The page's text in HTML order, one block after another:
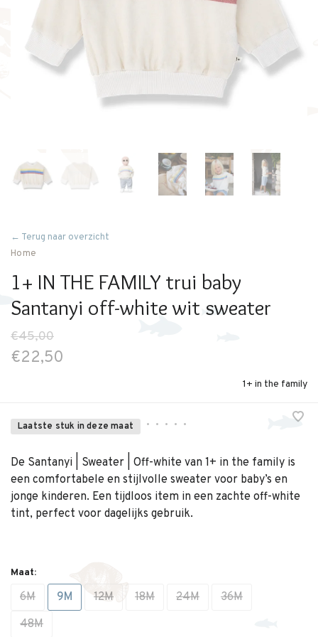
← Terug naar overzicht
Home
1+ IN THE FAMILY trui baby
Santanyi off-white wit sweater
€45,00
€22,50
1+ in the family
Laatste stuk in deze maat • • • • •
De Santanyi | Sweater | Off-white van 1+ in the family is
een comfortabele en stijlvolle sweater voor baby’s en
jonge kinderen. Een tijdloos item in een zachte off-white
tint, perfect voor dagelijks gebruik.
Maat:
6M 9M 12M 18M 24M
36M
48M